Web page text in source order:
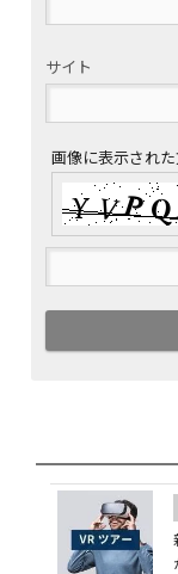
サイト
画像に表示され